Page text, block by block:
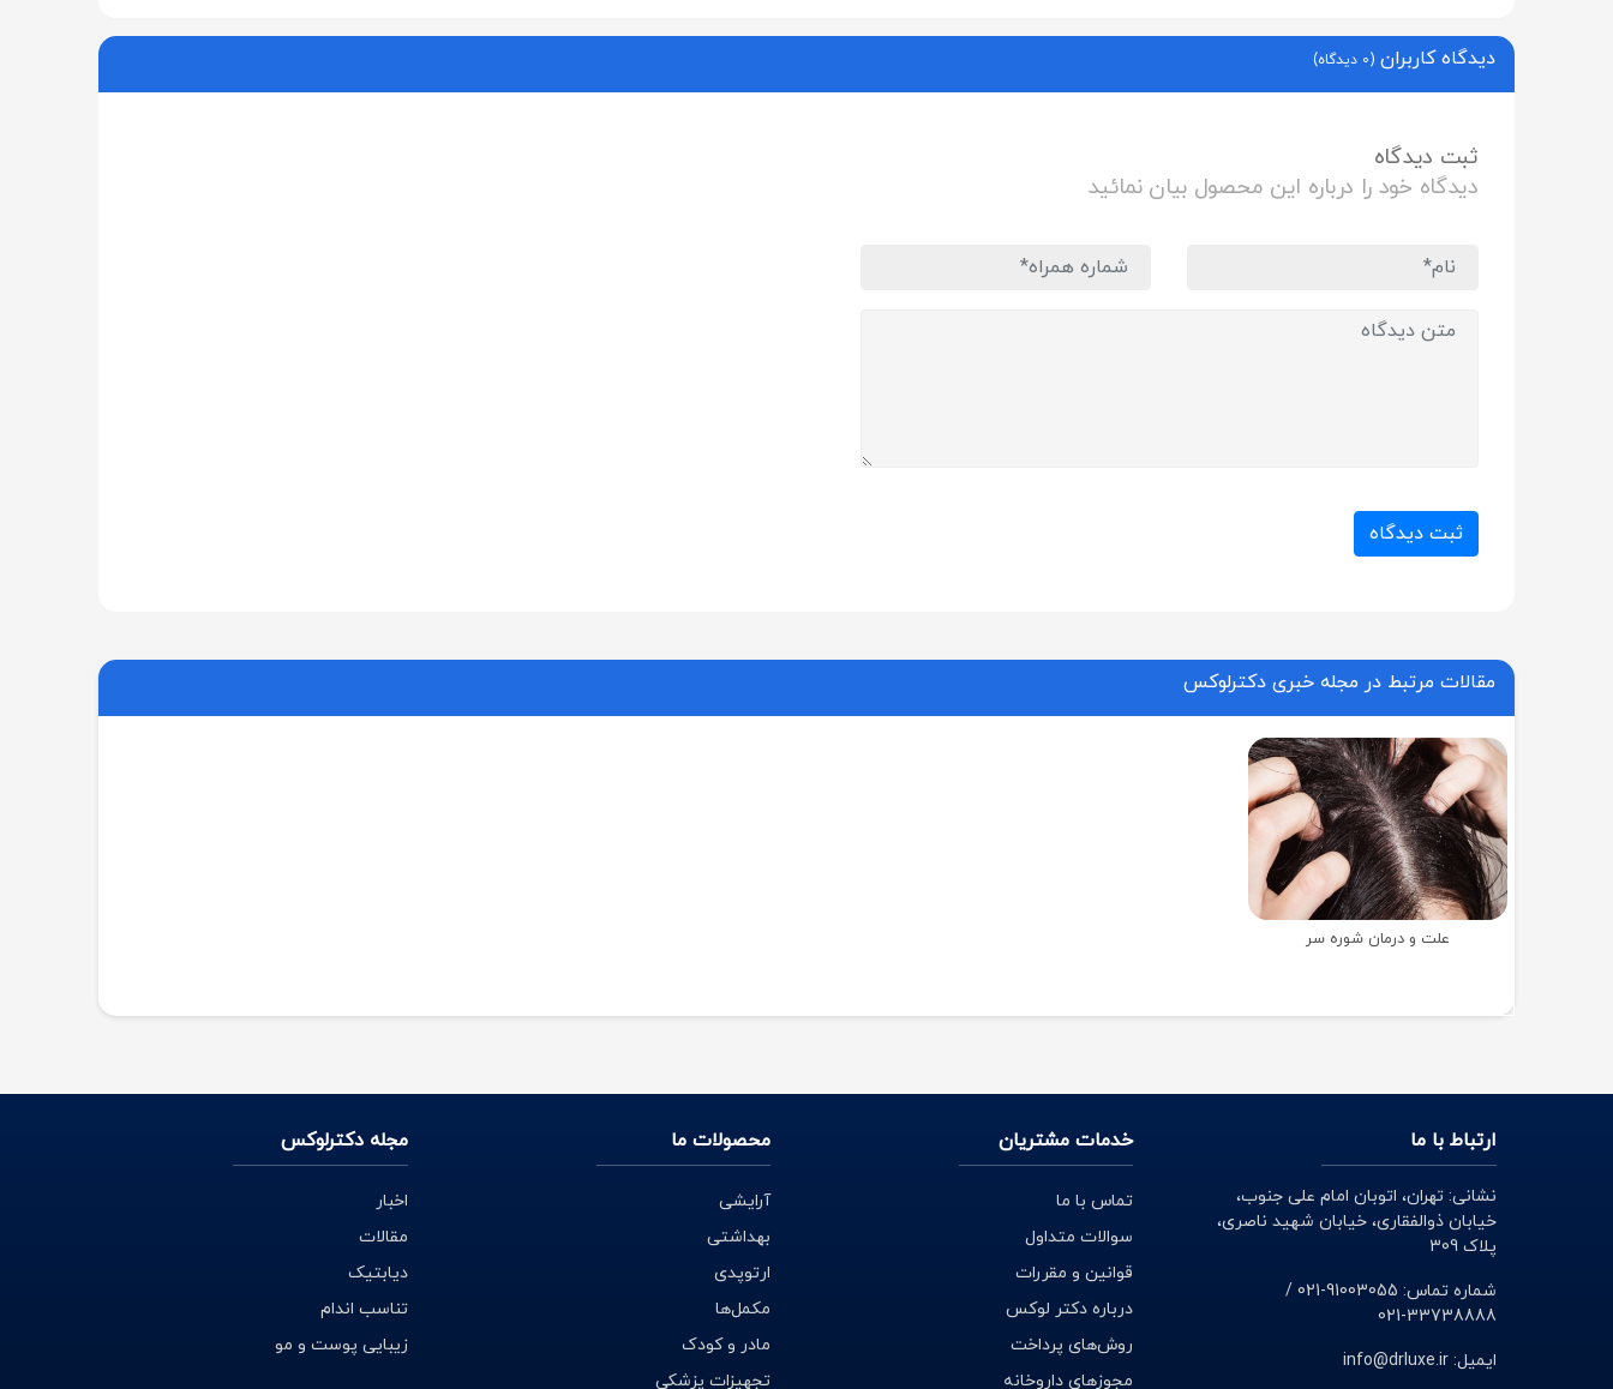
دیدگاه کاربران(0 دیدگاه)
ثبت دیدگاه
دیدگاه خود را درباره این محصول بیان نمائید
ثبت دیدگاه
مقالات مرتبط در مجله خبری دکترلوکس
علت و درمان شوره سر
ارتباط با ما
نشانی: تهران، اتوبان امام علی جنوب،
خیابان ذوالفقاری، خیابان شهید ناصری،
پلاک 309
شماره تماس: 91003055-021 /
33738888-021
ایمیل: info@drluxe.ir
خدمات مشتریان
تماس با ما
سوالات متداول
قوانین و مقررات
درباره دکتر لوکس
روش‌های پرداخت
مجوزهای داروخانه
محصولات ما
آرایشی
بهداشتی
ارتوپدی
مکمل‌ها
مادر و کودک
تجهیزات پزشکی
مجله دکترلوکس
اخبار
مقالات
دیابتیک
تناسب اندام
زیبایی پوست و مو